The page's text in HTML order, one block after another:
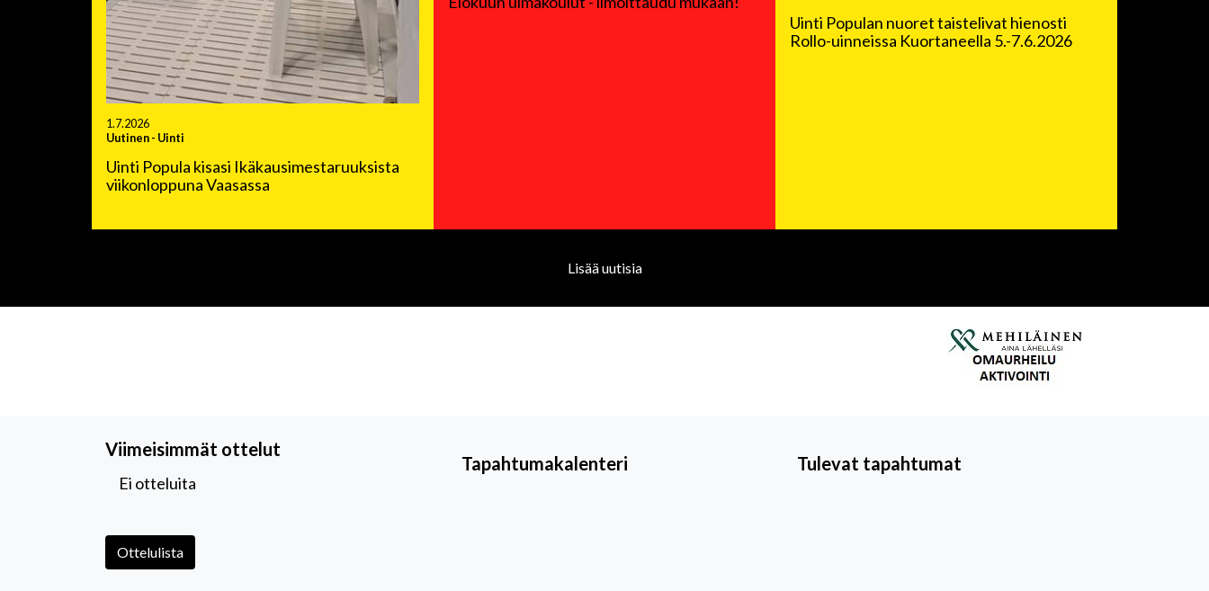
1.7.2026
Uutinen- Uinti
Uinti Popula kisasi Ikäkausimestaruuksista
viikonloppuna Vaasassa
Uinti Populan nuoret taistelivat hienosti
Rollo-uinneissa Kuortaneella 5.-7.6.2026
Lisää uutisia
Viimeisimmät ottelut
Ei otteluita
Ottelulista
Tapahtumakalenteri Tulevat tapahtumat